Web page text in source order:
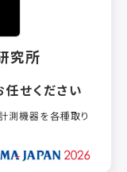
究所
せください
測機器を各種取り